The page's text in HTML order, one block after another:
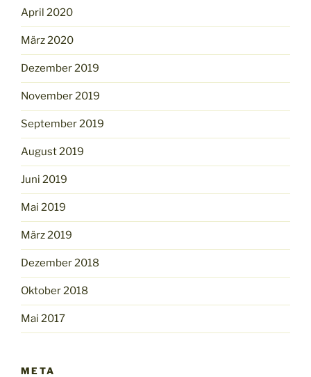
April 2020
März 2020
Dezember 2019
November 2019
September 2019
August 2019
Juni 2019
Mai 2019
März 2019
Dezember 2018
Oktober 2018
Mai 2017
META